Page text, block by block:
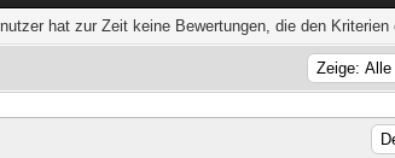
hat zur Zeit keine Bewertungen, die den Kriterien